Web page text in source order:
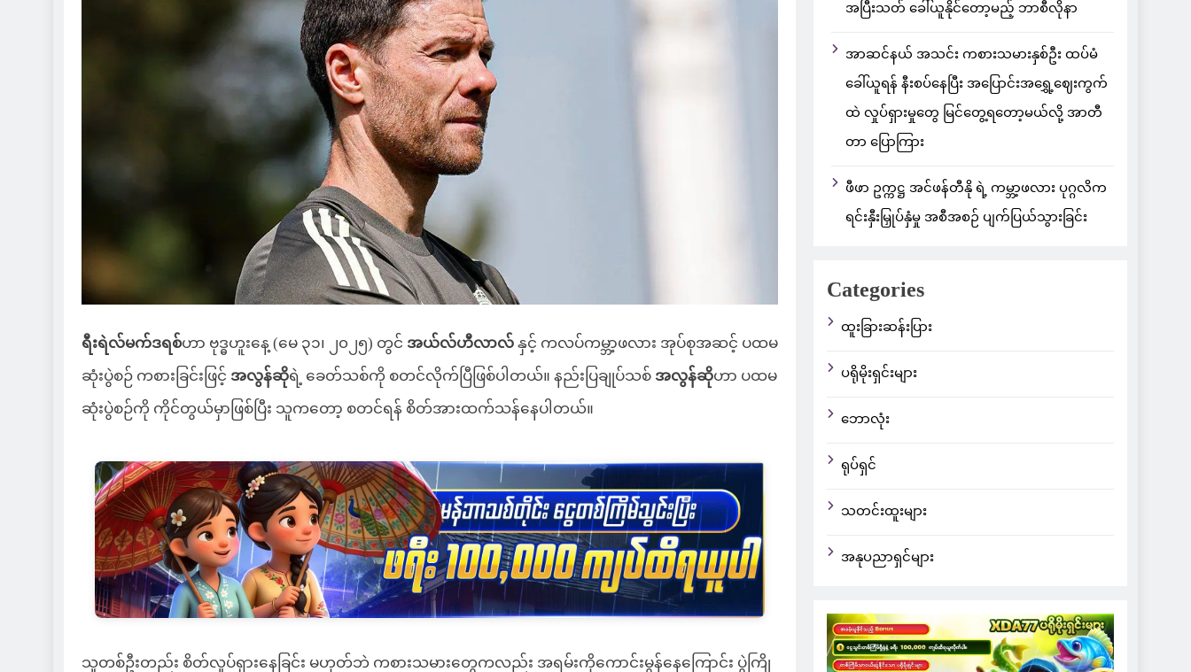
ရီးရဲလ်မက်ဒရစ်ဟာ ဗုဒ္ဓဟူးနေ့ (မေ ၃၁၊ ၂၀၂၅) တွင် အယ်လ်ဟီလာလ် နှင့် ကလပ်ကမ္ဘာ့ဖလား အုပ်စုအဆင့် ပထမ
ဆုံးပွဲစဉ် ကစားခြင်းဖြင့် အလွန်ဆိုရဲ့ ခေတ်သစ်ကို စတင်လိုက်ပြီဖြစ်ပါတယ်။ နည်းပြချုပ်သစ် အလွန်ဆိုဟာ ပထမ
ဆုံးပွဲစဉ်ကို ကိုင်တွယ်မှာဖြစ်ပြီး သူကတော့ စတင်ရန် စိတ်အားထက်သန်နေပါတယ်။
သူတစ်ဦးတည်း စိတ်လှုပ်ရှားနေခြင်း မဟုတ်ဘဲ ကစားသမားတွေကလည်း အရမ်းကိုကောင်းမွန်နေကြောင်း ပွဲကြို
အပြီးသတ် ခေါ်ယူနိုင်တော့မည့် ဘာစီလိုနာ
အာဆင်နယ် အသင်း ကစားသမားနှစ်ဦး ထပ်မံ
ခေါ်ယူရန် နီးစပ်နေပြီး အပြောင်းအရွှေ့ဈေးကွက်
ထဲ လှုပ်ရှားမှုတွေ မြင်တွေ့ရတော့မယ်လို့ အာတီ
တာ ပြောကြား
ဖီဖာ ဥက္ကဋ္ဌ အင်ဖန်တီနို ရဲ့ ကမ္ဘာ့ဖလား ပုဂ္ဂလိက
ရင်းနှီးမြှုပ်နှံမှု အစီအစဉ် ပျက်ပြယ်သွားခြင်း
Categories
ထူးခြားဆန်းပြား
ပရိုမိုးရှင်းများ
ဘောလုံး
ရုပ်ရှင်
သတင်းထူးများ
အနုပညာရှင်များ